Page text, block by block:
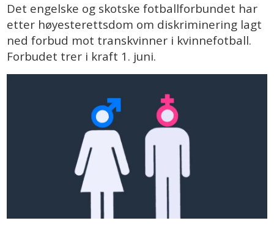
Det engelske og skotske fotballforbundet har
etter høyesterettsdom om diskriminering lagt
ned forbud mot transkvinner i kvinnefotball.
Forbudet trer i kraft 1. juni.